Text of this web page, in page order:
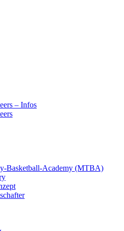
– Infos
Basketball-Academy (MTBA)